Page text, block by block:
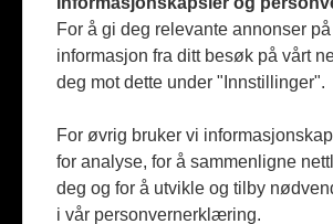
For å gi deg relevante annonser
informasjon fra ditt besøk på vårt
deg mot dette under "Innstillinger".
For øvrig bruker vi
for analyse, for å sammenligne
deg og for å utvikle og tilby
i vår personvernerklæring.